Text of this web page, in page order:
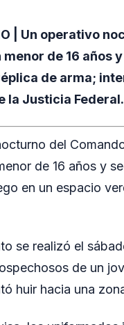
| Un operativo
menor de 16 años
de arma;
la Justicia Federal.
del
de 16 años y
en un espacio
se realizó el
de un
huir hacia una